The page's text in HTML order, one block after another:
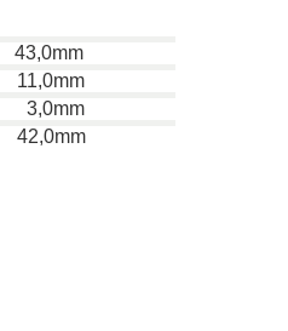
43,0mm
11,0mm
3,0mm
42,0mm